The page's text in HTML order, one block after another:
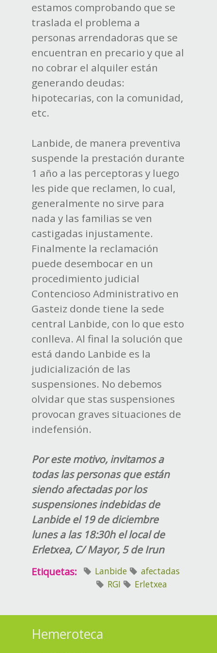
estamos comprobando que se
traslada el problema a
personas arrendadoras que se
encuentran en precario y que al
no cobrar el alquiler están
generando deudas:
hipotecarias, con la comunidad,
etc.
Lanbide, de manera preventiva
suspende la prestación durante
1 año a las perceptoras y luego
les pide que reclamen, lo cual,
generalmente no sirve para
nada y las familias se ven
castigadas injustamente.
Finalmente la reclamación
puede desembocar en un
procedimiento judicial
Contencioso Administrativo en
Gasteiz donde tiene la sede
central Lanbide, con lo que esto
conlleva. Al final la solución que
está dando Lanbide es la
judicialización de las
suspensiones. No debemos
olvidar que stas suspensiones
provocan graves situaciones de
indefensión.
Por este motivo, invitamos a
todas las personas que están
siendo afectadas por los
suspensiones indebidas de
Lanbide el 19 de diciembre
lunes a las 18:30h el local de
Erletxea, C/ Mayor, 5 de Irun
Etiquetas: Lanbide
afectadas
RGI
Erletxea
Hemeroteca